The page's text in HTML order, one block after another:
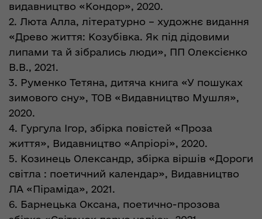
видавництво «Кондор», 2020.
2. Люта Алла, літературно – художнє видання
«Древо життя: Козубівка. Як під дідовими
липами та й зібрались люди», ПП Олексієнко
В.В., 2021.
3. Руменко Тетяна, дитяча книга «У пошуках
зимового сну», ТОВ «Видавництво Мушля»,
2020.
4. Гургула Ігор, збірка повістей «Проза
життя», Видавництво «Апріорі», 2020.
5. Козинець Олександр, збірка віршів «Дороги
світла : поетичний календар», Видавництво
ЛА «Піраміда», 2021.
6. Барнецька Оксана, поетично-прозова